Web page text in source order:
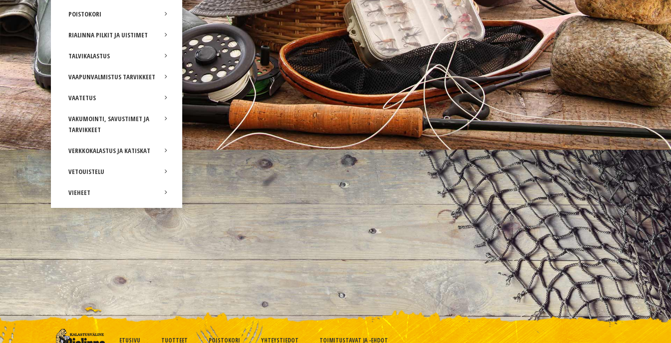
POISTOKORI
RIALINNA PILKIT JA UISTIMET
TALVIKALASTUS
VAAPUNVALMISTUS TARVIKKEET
VAATETUS
VAKUMOINTI, SAVUSTIMET JA
TARVIKKEET
VERKKOKALASTUS JA KATISKAT
VETOUISTELU
VIEHEET
ETUSIVU TUOTTEET POISTOKORI YHTEYSTIEDOT TOIMITUSTAVAT JA -EHDOT